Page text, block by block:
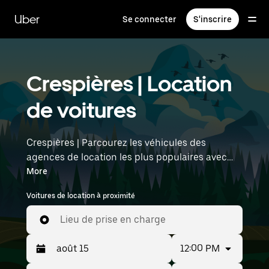
contenu
principal
Uber Se connecter S'inscrire
Crespières | Location
de voitures
Crespières | Parcourez les véhicules des
agences de location les plus populaires avec
Uber Rent. Des voitures électriques aux berlines
de luxe en passant par les SUV, vous trouverez
des véhicules adaptés aux voyageurs en solo et
aux groupes comptant jusqu'à sept personnes.
Saisissez l'heure et l'emplacement (par
exemple : Paris Orly Airport) pour trouver des
voitures de location à proximité.
More
Voitures de location à proximité
Lieu de prise en charge
12:00 PM